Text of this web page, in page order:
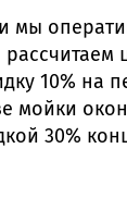
и мы
рассчитаем
10% на
мойки
30%